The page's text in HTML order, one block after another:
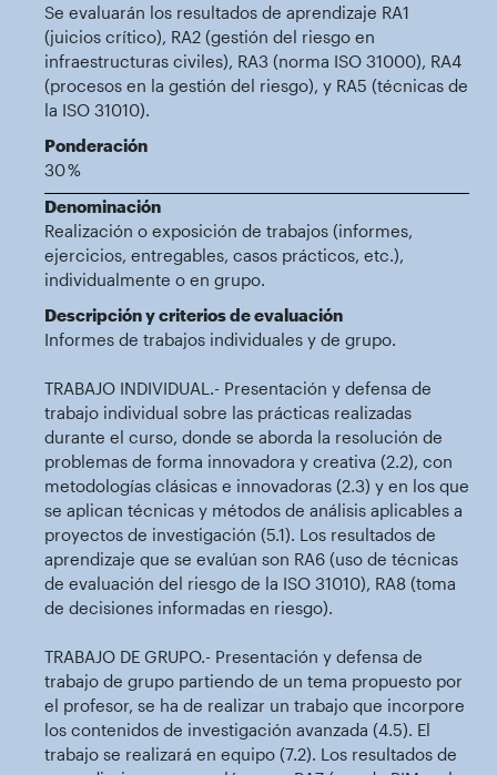
Se evaluarán los resultados de aprendizaje RA1
(juicios crítico), RA2 (gestión del riesgo en
infraestructuras civiles), RA3 (norma ISO 31000), RA4
(procesos en la gestión del riesgo), y RA5 (técnicas de
la ISO 31010).
Ponderación
30 %
Denominación
Realización o exposición de trabajos (informes,
ejercicios, entregables, casos prácticos, etc.),
individualmente o en grupo.
Descripción y criterios de evaluación
Informes de trabajos individuales y de grupo.
TRABAJO INDIVIDUAL.- Presentación y defensa de
trabajo individual sobre las prácticas realizadas
durante el curso, donde se aborda la resolución de
problemas de forma innovadora y creativa (2.2), con
metodologías clásicas e innovadoras (2.3) y en los que
se aplican técnicas y métodos de análisis aplicables a
proyectos de investigación (5.1). Los resultados de
aprendizaje que se evalúan son RA6 (uso de técnicas
de evaluación del riesgo de la ISO 31010), RA8 (toma
de decisiones informadas en riesgo).
TRABAJO DE GRUPO.- Presentación y defensa de
trabajo de grupo partiendo de un tema propuesto por
el profesor, se ha de realizar un trabajo que incorpore
los contenidos de investigación avanzada (4.5). El
trabajo se realizará en equipo (7.2). Los resultados de